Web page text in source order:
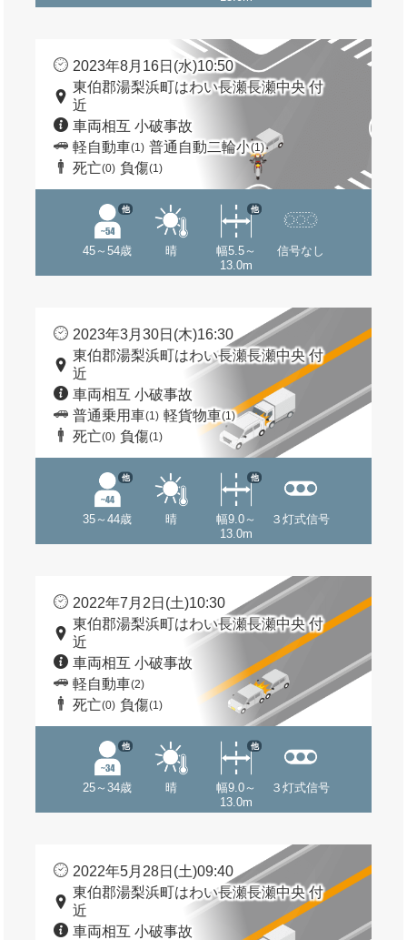
2023年8月16日(水)10:50
東伯郡湯梨浜町はわい長瀬長瀬中央 付
近
車両相互 小破事故
軽自動車(1) 普通自動二輪小(1)
死亡(0) 負傷(1)
45～54歳
他
晴
幅5.5～
13.0m
他
信号なし
2023年3月30日(木)16:30
東伯郡湯梨浜町はわい長瀬長瀬中央 付
近
車両相互 小破事故
普通乗用車(1) 軽貨物車(1)
死亡(0) 負傷(1)
35～44歳
他
晴
幅9.0～
13.0m
他
３灯式信号
2022年7月2日(土)10:30
東伯郡湯梨浜町はわい長瀬長瀬中央 付
近
車両相互 小破事故
軽自動車(2)
死亡(0) 負傷(1)
25～34歳
他
晴
幅9.0～
13.0m
他
３灯式信号
2022年5月28日(土)09:40
東伯郡湯梨浜町はわい長瀬長瀬中央 付
近
車両相互 小破事故